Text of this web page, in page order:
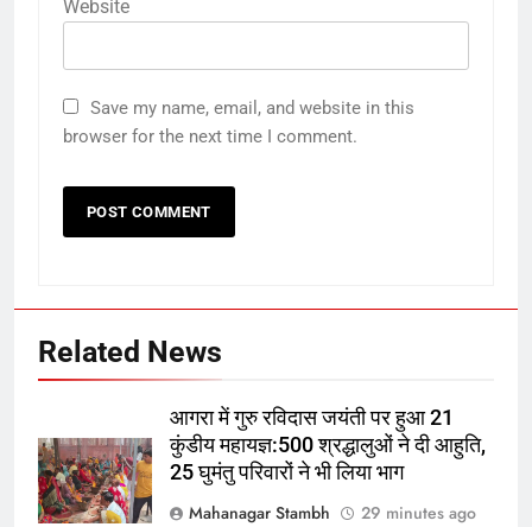
Website
Save my name, email, and website in this
browser for the next time I comment.
Related News
आगरा में गुरु रविदास जयंती पर हुआ 21
कुंडीय महायज्ञ:500 श्रद्धालुओं ने दी आहुति,
25 घुमंतु परिवारों ने भी लिया भाग
Mahanagar Stambh
29 minutes ago
आगरा में गुरु रविदास जयंती पर हुआ 21
कुंडीय महायज्ञ:500 श्रद्धालुओं ने दी
आहुति, 25 घुमंतु परिवारों ने भी लिया भाग